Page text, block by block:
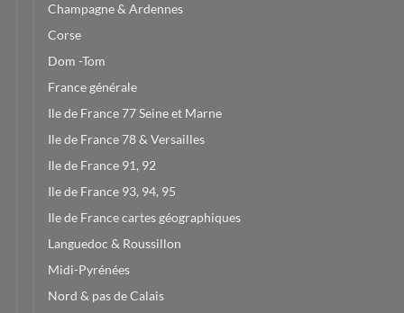
Champagne & Ardennes
Corse
Dom -Tom
France générale
Ile de France 77 Seine et Marne
Ile de France 78 & Versailles
Ile de France 91, 92
Ile de France 93, 94, 95
Ile de France cartes géographiques
Languedoc & Roussillon
Midi-Pyrénées
Nord & pas de Calais